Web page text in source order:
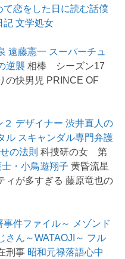
て恋をした日に読む話僕
記 文学処女
遠藤憲一 スーパーチュ
逆襲 相棒 シーズン17
の快男児 PRINCE OF
デザイナー 渋井直人の
ル スキャンダル専門弁護
の法則 科捜研の女 第
・小鳥遊翔子 黄昏流星
ィが多すぎる 藤原竜也の
件ファイル～
メゾンド
さん～WATAOJI～ フル
刑事 昭和元禄落語心中